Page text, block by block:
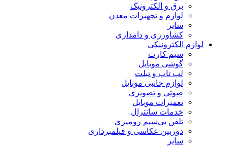
برق و الکترونیک
لوازم و تجهیزات معدن
سایر
کشاورزی و دامداری
لوازم الکترونیکی
سیم کارت
گوشی موبایل
لپ تاپ و تبلت
لوازم جانبی موبایل
صوتی و تصویری
تعمیرات موبایل
خدمات سانترال
تلفن بی‌سیم رومیزی
دوربین عکاسی و فیلمبرداری
سایر